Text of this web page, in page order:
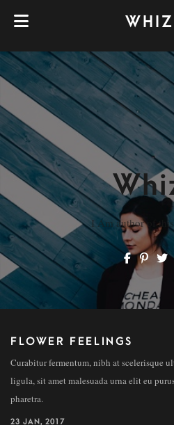
I Am author of
FLOWER FEELINGS
Curabitur fermentum, nibh at scelerisque
ligula, sit amet malesuada urna elit eu
pharetra.
23 JAN, 2017